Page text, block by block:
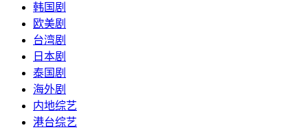
韩国剧
欧美剧
台湾剧
日本剧
泰国剧
海外剧
内地综艺
港台综艺